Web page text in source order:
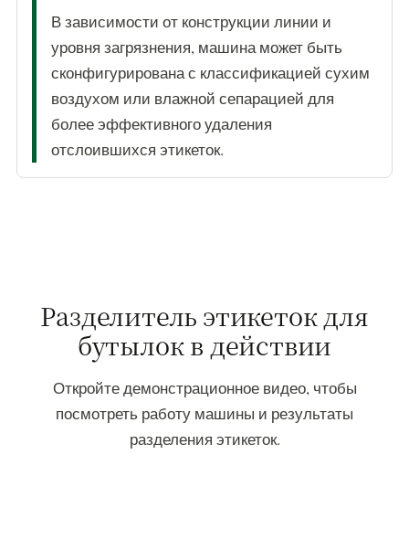
В зависимости от конструкции линии и
уровня загрязнения, машина может быть
сконфигурирована с классификацией сухим
воздухом или влажной сепарацией для
более эффективного удаления
отслоившихся этикеток.
Разделитель этикеток для
бутылок в действии
Откройте демонстрационное видео, чтобы
посмотреть работу машины и результаты
разделения этикеток.